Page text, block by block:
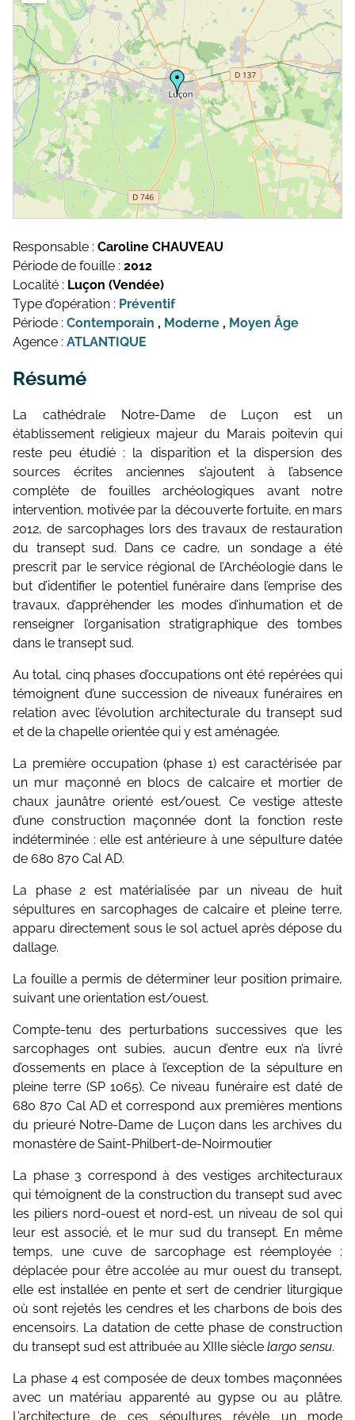
Topographie et Photogrammétrie
Drones
Inventaires du patrimoine
Systèmes d’information géographique
HArpage
La formation QGIS
Études du mobilier
Études archéozoologiques
Études géoarchéologiques
Communication et Valorisation
Publications de l’équipe
Responsable : Caroline CHAUVEAU
Période de fouille : 2012
Localité : Luçon (Vendée)
Type d’opération : Préventif
Période : Contemporain , Moderne , Moyen Âge
Agence : ATLANTIQUE
Résumé
La cathédrale Notre-Dame de Luçon est un
établissement religieux majeur du Marais poitevin qui
reste peu étudié : la disparition et la dispersion des
sources écrites anciennes s’ajoutent à l’absence
complète de fouilles archéologiques avant notre
intervention, motivée par la découverte fortuite, en mars
2012, de sarcophages lors des travaux de restauration
du transept sud. Dans ce cadre, un sondage a été
prescrit par le service régional de l’Archéologie dans le
but d’identifier le potentiel funéraire dans l’emprise des
travaux, d’appréhender les modes d’inhumation et de
renseigner l’organisation stratigraphique des tombes
dans le transept sud.
Au total, cinq phases d’occupations ont été repérées qui
témoignent d’une succession de niveaux funéraires en
relation avec l’évolution architecturale du transept sud
et de la chapelle orientée qui y est aménagée.
La première occupation (phase 1) est caractérisée par
un mur maçonné en blocs de calcaire et mortier de
chaux jaunâtre orienté est/ouest. Ce vestige atteste
d’une construction maçonnée dont la fonction reste
indéterminée : elle est antérieure à une sépulture datée
de 680 870 Cal AD.
La phase 2 est matérialisée par un niveau de huit
sépultures en sarcophages de calcaire et pleine terre,
apparu directement sous le sol actuel après dépose du
dallage.
La fouille a permis de déterminer leur position primaire,
suivant une orientation est/ouest.
Compte-tenu des perturbations successives que les
sarcophages ont subies, aucun d’entre eux n’a livré
d’ossements en place à l’exception de la sépulture en
pleine terre (SP 1065). Ce niveau funéraire est daté de
680 870 Cal AD et correspond aux premières mentions
du prieuré Notre-Dame de Luçon dans les archives du
monastère de Saint-Philbert-de-Noirmoutier
La phase 3 correspond à des vestiges architecturaux
qui témoignent de la construction du transept sud avec
les piliers nord-ouest et nord-est, un niveau de sol qui
leur est associé, et le mur sud du transept. En même
temps, une cuve de sarcophage est réemployée :
déplacée pour être accolée au mur ouest du transept,
elle est installée en pente et sert de cendrier liturgique
où sont rejetés les cendres et les charbons de bois des
encensoirs. La datation de cette phase de construction
du transept sud est attribuée au XIIIe siècle largo sensu.
La phase 4 est composée de deux tombes maçonnées
avec un matériau apparenté au gypse ou au plâtre.
L’architecture de ces sépultures révèle un mode